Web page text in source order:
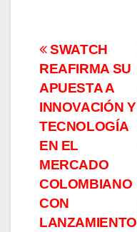
de
entradas
SWATCH
REAFIRMA SU
APUESTA A
INNOVACIÓN Y
TECNOLOGÍA
EN EL
MERCADO
COLOMBIANO
CON
LANZAMIENTO